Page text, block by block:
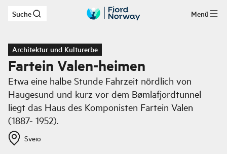
Zum Hauptinhalt
Suche Menü
Architektur und Kulturerbe
Fartein Valen-heimen
Etwa eine halbe Stunde Fahrzeit nördlich von
Haugesund und kurz vor dem Bømlafjordtunnel
liegt das Haus des Komponisten Fartein Valen
(1887- 1952).
Sveio